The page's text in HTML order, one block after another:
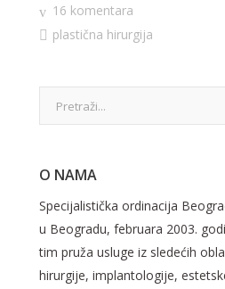
16 komentara
plastična hirurgija
O NAMA
Specijalistička ordinacija
u Beogradu, februara 2003.
tim pruža usluge iz sledećih
hirurgije, implantologije,